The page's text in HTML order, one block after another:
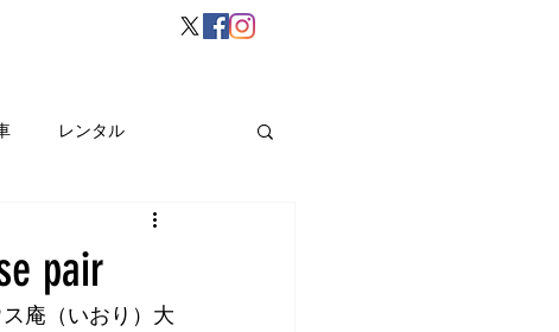
レンタル
Hong Kong
アプリコット
pair
庵（いおり）大